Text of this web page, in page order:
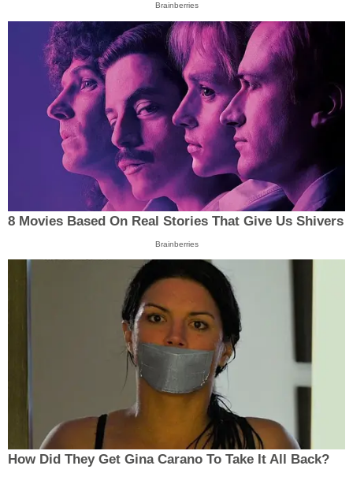
Brainberries
8 Movies Based On Real Stories That Give Us Shivers
Brainberries
How Did They Get Gina Carano To Take It All Back?